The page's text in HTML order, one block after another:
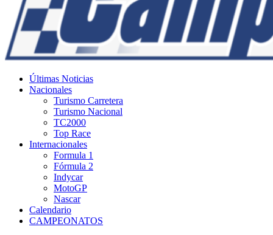
Últimas Noticias
Nacionales
Turismo Carretera
Turismo Nacional
TC2000
Top Race
Internacionales
Formula 1
Fórmula 2
Indycar
MotoGP
Nascar
Calendario
CAMPEONATOS